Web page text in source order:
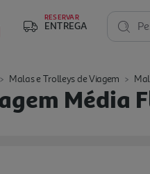
RESERVAR
ENTREGA
Malas e Trolleys de Viagem
Média